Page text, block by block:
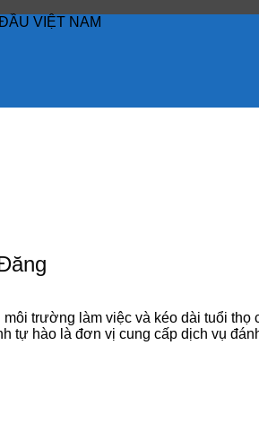
VIỆT NAM
môi trường làm việc và kéo dài tuổi
tự hào là đơn vị cung cấp dịch vụ